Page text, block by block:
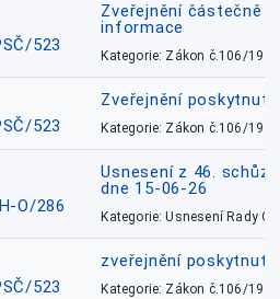
523
Zveřejnění částečně
informace
Kategorie: Zákon č.106/1999
523
Zveřejnění
Kategorie: Zákon č.106/1999
O/286
Usnesení z 46.
dne 15-06-26
Kategorie: Usnesení Rady
523
zveřejnění
Kategorie: Zákon č.106/1999